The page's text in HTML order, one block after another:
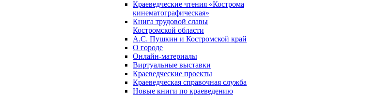
Краеведческие чтения «Кострома
кинематографическая»
Книга трудовой славы
Костромской области
А.С. Пушкин и Костромской край
О городе
Онлайн-материалы
Виртуальные выставки
Краеведческие проекты
Краеведческая справочная служба
Новые книги по краеведению